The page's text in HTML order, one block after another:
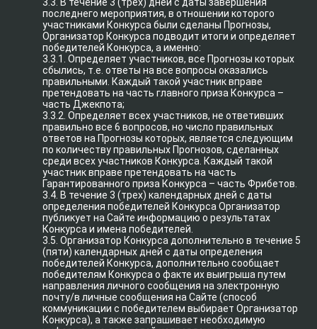
последнего мероприятия, в отношении которого
участниками Конкурса были сделаны Прогнозы,
Организатор Конкурса подводит итоги и определяет
победителей Конкурса, а именно:
3.3.1. Определяет участников, все Прогнозы которых
сбылись, т.е. ответы на все вопросы оказались
правильными. Каждый такой участник вправе
претендовать на часть главного приза Конкурса –
часть Джекпота;
3.3.2. Определяет всех участников, не ответивших
правильно все 6 вопросов, но число правильных
ответов на Прогнозы которых, является следующим
по количеству правильных Прогнозов, сделанных
среди всех участников Конкурса. Каждый такой
участник вправе претендовать на часть
Гарантированного приза Конкурса – часть Фрибетов.
3.4. В течение 3 (трех) календарных дней с даты
определения победителей Конкурса Организатор
публикует на Сайте информацию о результатах
Конкурса и имена победителей.
3.5. Организатор Конкурса дополнительно в течение 5
(пяти) календарных дней с даты определения
победителей Конкурса, дополнительно сообщает
победителям Конкурса о факте их выигрыша путем
направления личного сообщения на электронную
почту/в личные сообщения на Сайте (способ
коммуникации с победителем выбирает Организатор
Конкурса), а также запрашивает необходимую